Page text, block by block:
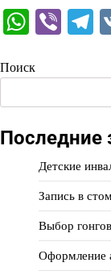
Поиск
Последние
Детские
Запись в
Выбор
Оформление